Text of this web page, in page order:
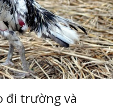
đi trường và